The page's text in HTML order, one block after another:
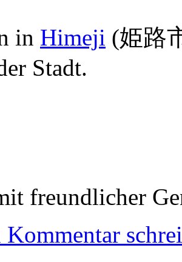
in Himeji (姫路
Stadt.
freundlicher
Kommentar